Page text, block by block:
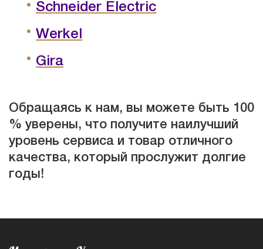
Schneider Electric
Werkel
Gira
Обращаясь к нам, вы можете быть 100
% уверены, что получите наилучший
уровень сервиса и товар отличного
качества, который прослужит долгие
годы!